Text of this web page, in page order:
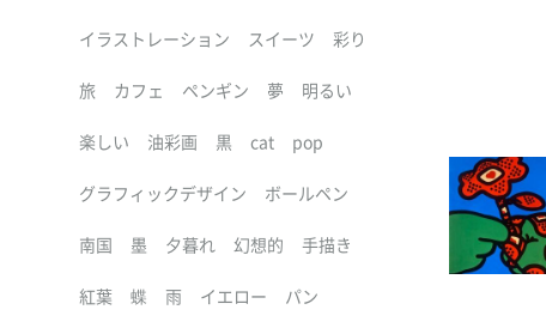
イラストレーション スイーツ 彩り
旅 カフェ ペンギン 夢 明るい
楽しい 油彩画 黒 cat pop
グラフィックデザイン ボールペン
南国 墨 夕暮れ 幻想的 手描き
紅葉 蝶 雨 イエロー パン